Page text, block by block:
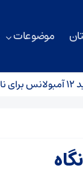
موضوعات